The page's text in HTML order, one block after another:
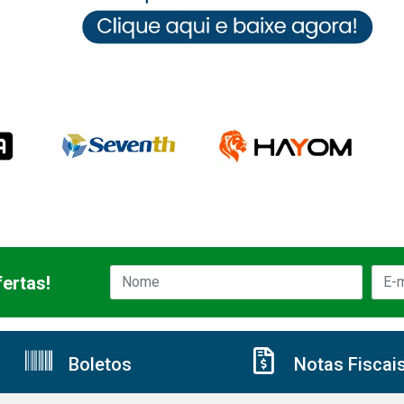
Boletos Notas